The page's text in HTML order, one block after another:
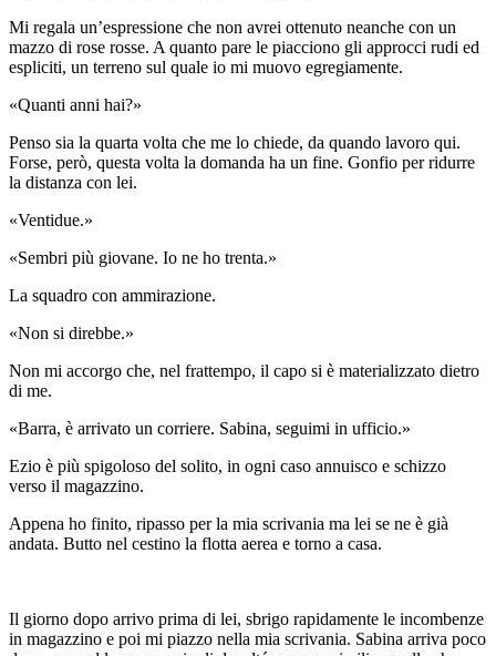
Mi regala un’espressione che non avrei ottenuto neanche con un
mazzo di rose rosse. A quanto pare le piacciono gli approcci rudi ed
espliciti, un terreno sul quale io mi muovo egregiamente.
«Quanti anni hai?»
Penso sia la quarta volta che me lo chiede, da quando lavoro qui.
Forse, però, questa volta la domanda ha un fine. Gonfio per ridurre
la distanza con lei.
«Ventidue.»
«Sembri più giovane. Io ne ho trenta.»
La squadro con ammirazione.
«Non si direbbe.»
Non mi accorgo che, nel frattempo, il capo si è materializzato dietro
di me.
«Barra, è arrivato un corriere. Sabina, seguimi in ufficio.»
Ezio è più spigoloso del solito, in ogni caso annuisco e schizzo
verso il magazzino.
Appena ho finito, ripasso per la mia scrivania ma lei se ne è già
andata. Butto nel cestino la flotta aerea e torno a casa.
Il giorno dopo arrivo prima di lei, sbrigo rapidamente le incombenze
in magazzino e poi mi piazzo nella mia scrivania. Sabina arriva poco